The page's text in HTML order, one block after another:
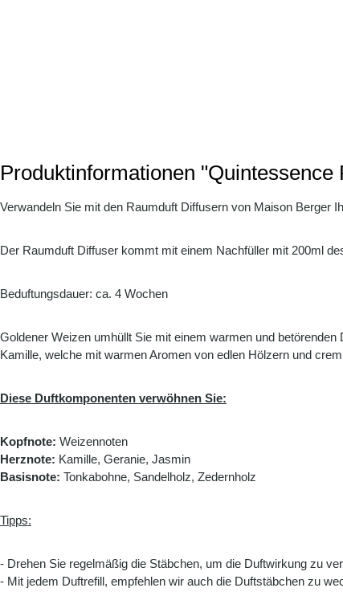
Produktinformationen
Verwandeln Sie mit den Raumduft Diffusern von Maison Berger
Der Raumduft Diffuser kommt mit einem Nachfüller mit 200ml
Beduftungsdauer: ca. 4 Wochen
Goldener Weizen umhüllt Sie mit einem warmen und
Kamille, welche mit warmen Aromen von edlen Hölzern und
Diese Duftkomponenten verwöhnen Sie:
Kopfnote: Weizennoten
Herznote: Kamille, Geranie, Jasmin
Basisnote: Tonkabohne, Sandelholz, Zedernholz
Tipps:
- Drehen Sie regelmäßig die Stäbchen, um die Duftwirkung zu
- Mit jedem Duftrefill, empfehlen wir auch die Duftstäbchen zu